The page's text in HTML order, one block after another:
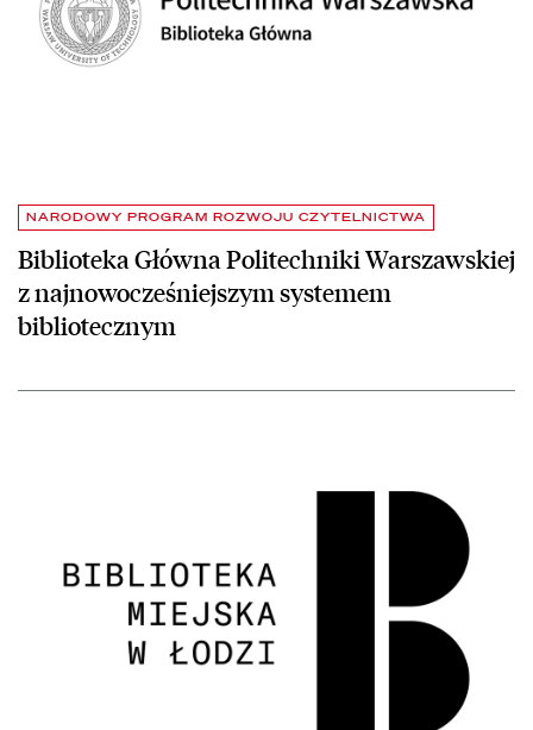
NARODOWY PROGRAM ROZWOJU CZYTELNICTWA
Biblioteka Główna Politechniki Warszawskiej
z najnowocześniejszym systemem
bibliotecznym